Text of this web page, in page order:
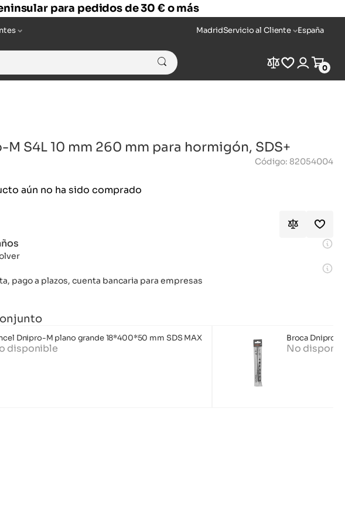
para pedidos de 30 € o más
MadridServicio al Cliente España
Compare
Wishlist
Login
Cart
0
M S4L 10 mm 260 mm para hormigón, SDS+
Código: 82054004
aún no ha sido comprado
pago a plazos, cuenta bancaria para empresas
Dnipro-M plano grande 18*400*50 mm SDS MAX
disponible
Broca Dnipro-
No